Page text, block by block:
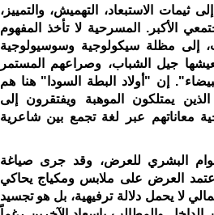
ثيمات الاستبعاد، التهميش، والتمييز،
الأكبر. المسرحية لا تأخذ المفهوم
إلى مظلة سيكولوجية وسوسيولوجية
جيل الشباب، وصراعهم المستمر
إن "أولاد البطة السودا" هنا هم
يمتلكون الموهبة ويفتقرون إلى
معاناتهم عبر لغة تجمع بين شاعرية
البشري للعرض، وقد جرى صياغة
العرض على ملابس ومكياج يحاكي
لا يحمل دلالة ترفيهية، بل هو تجسيد